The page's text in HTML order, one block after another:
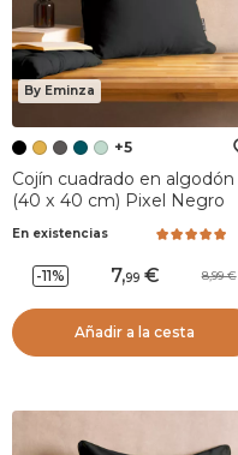
By Eminza
+5
Cojín cuadrado en algodón
(40 x 40 cm) Pixel Negro
En existencias
-11% 7,99 8,99
Añadir a la cesta